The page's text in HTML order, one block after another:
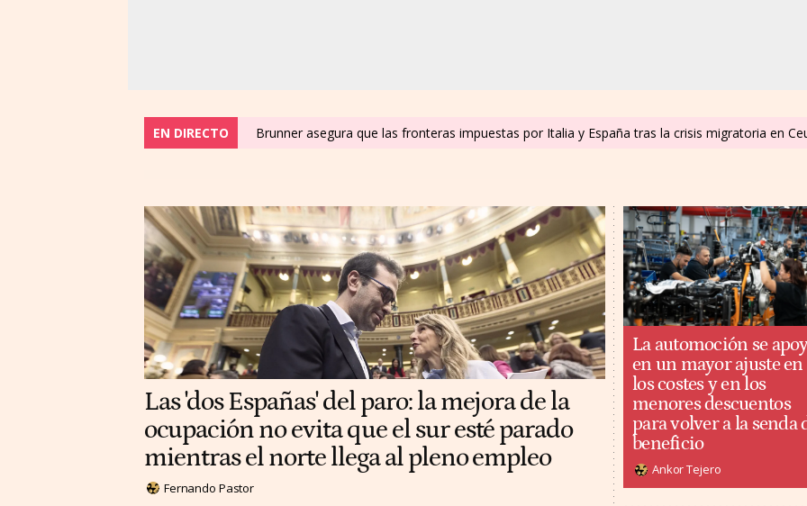
EN DIRECTO Brunner asegura que las fronteras impuestas por Italia y España tras la crisis migratoria en
Las 'dos Españas' del paro: la mejora de la
ocupación no evita que el sur esté parado
mientras el norte llega al pleno empleo
Fernando Pastor
La automoción se
en un mayor ajuste en
los costes y en los
menores descuentos
para volver a la senda
beneficio
Ankor Tejero